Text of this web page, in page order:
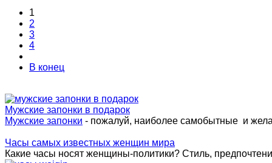
1
2
3
4
В конец
Мужские запонки в подарок
Мужские запонки - пожалуй, наиболее самобытные и
Часы самых известных женщин мира
Какие часы носят женщины-политики? Стиль,